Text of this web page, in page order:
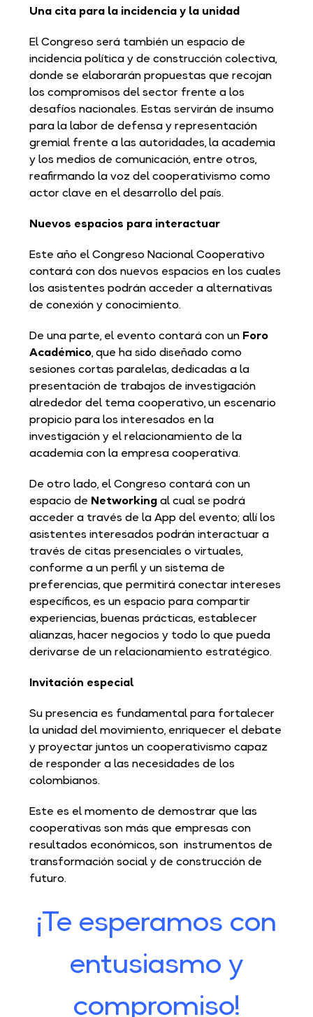
Una cita para la incidencia y la unidad
El Congreso será también un espacio de
incidencia política y de construcción colectiva,
donde se elaborarán propuestas que recojan
los compromisos del sector frente a los
desafíos nacionales. Estas servirán de insumo
para la labor de defensa y representación
gremial frente a las autoridades, la academia
y los medios de comunicación, entre otros,
reafirmando la voz del cooperativismo como
actor clave en el desarrollo del país.
Nuevos espacios para interactuar
Este año el Congreso Nacional Cooperativo
contará con dos nuevos espacios en los cuales
los asistentes podrán acceder a alternativas
de conexión y conocimiento.
De una parte, el evento contará con unForo
Académico, que ha sido diseñado como
sesiones cortas paralelas, dedicadas a la
presentación de trabajos de investigación
alrededor del tema cooperativo, un escenario
propicio para los interesados en la
investigación y el relacionamiento de la
academia con la empresa cooperativa.
De otro lado, el Congreso contará con un
espacio de Networkingal cual se podrá
acceder a través de la App del evento; allí los
asistentes interesados podrán interactuar a
través de citas presenciales o virtuales,
conforme a un perfil y un sistema de
preferencias, que permitirá conectar intereses
específicos, es un espacio para compartir
experiencias, buenas prácticas, establecer
alianzas, hacer negocios y todo lo que pueda
derivarse de un relacionamiento estratégico.
Invitación especial
Su presencia es fundamental para fortalecer
la unidad del movimiento, enriquecer el debate
y proyectar juntos un cooperativismo capaz
de responder a las necesidades de los
colombianos.
Este es el momento de demostrar que las
cooperativas son más que empresas con
resultados económicos, son instrumentos de
transformación social y de construcción de
futuro.
¡Te esperamos con
entusiasmo y
compromiso!